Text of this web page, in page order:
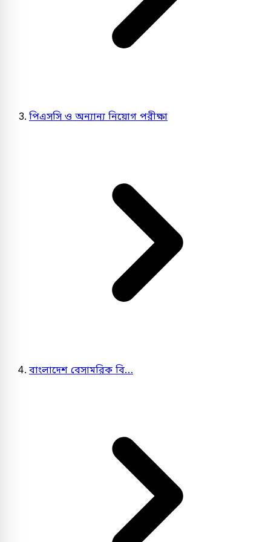
পিএসসি ও অন্যান্য নিয়োগ পরীক্ষা
বাংলাদেশ বেসামরিক বি…